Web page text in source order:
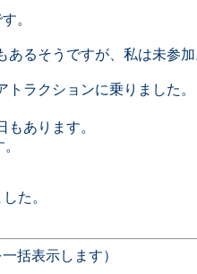
。
るそうですが、私は未参加
ラクションに乗りました。
あります。
た。
括表示します）